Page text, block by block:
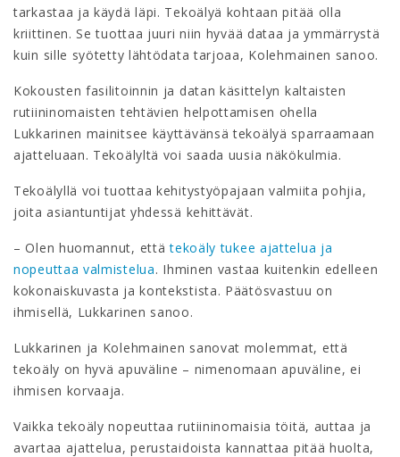
tarkastaa ja käydä läpi. Tekoälyä kohtaan pitää olla
kriittinen. Se tuottaa juuri niin hyvää dataa ja ymmärrystä
kuin sille syötetty lähtödata tarjoaa, Kolehmainen sanoo.
Kokousten fasilitoinnin ja datan käsittelyn kaltaisten
rutiininomaisten tehtävien helpottamisen ohella
Lukkarinen mainitsee käyttävänsä tekoälyä sparraamaan
ajatteluaan. Tekoälyltä voi saada uusia näkökulmia.
Tekoälyllä voi tuottaa kehitystyöpajaan valmiita pohjia,
joita asiantuntijat yhdessä kehittävät.
– Olen huomannut, ettätekoäly tukee ajattelua ja
nopeuttaa valmistelua. Ihminen vastaa kuitenkin edelleen
kokonaiskuvasta ja kontekstista. Päätösvastuu on
ihmisellä, Lukkarinen sanoo.
Lukkarinen ja Kolehmainen sanovat molemmat, että
tekoäly on hyvä apuväline – nimenomaan apuväline, ei
ihmisen korvaaja.
Vaikka tekoäly nopeuttaa rutiininomaisia töitä, auttaa ja
avartaa ajattelua, perustaidoista kannattaa pitää huolta,